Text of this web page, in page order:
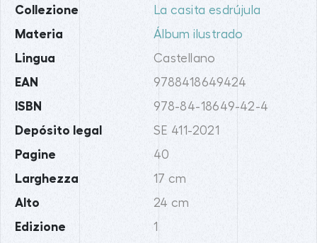
Collezione La casita esdrújula
Materia Álbum ilustrado
Lingua Castellano
EAN 9788418649424
ISBN 978-84-18649-42-4
Depósito legal SE 411-2021
Pagine 40
Larghezza 17 cm
Alto 24 cm
Edizione 1